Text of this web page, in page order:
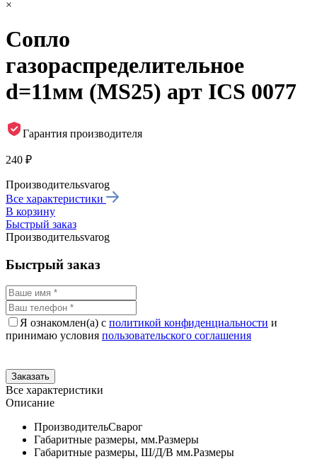
×
Сопло
газораспределительное
d=11мм (MS25) арт ICS 0077
Гарантия производителя
240 ₽
Производительsvarog
Все характеристики
В корзину
Быстрый заказ
Производительsvarog
Быстрый заказ
Я ознакомлен(а) с политикой конфиденциальности и
принимаю условия пользовательского соглашения
Все характеристики
Описание
ПроизводительСварог
Габаритные размеры, мм.Размеры
Габаритные размеры, Ш/Д/В мм.Размеры